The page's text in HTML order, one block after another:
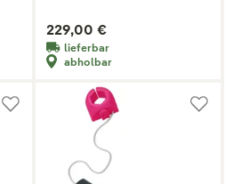
229,00 €
lieferbar
abholbar